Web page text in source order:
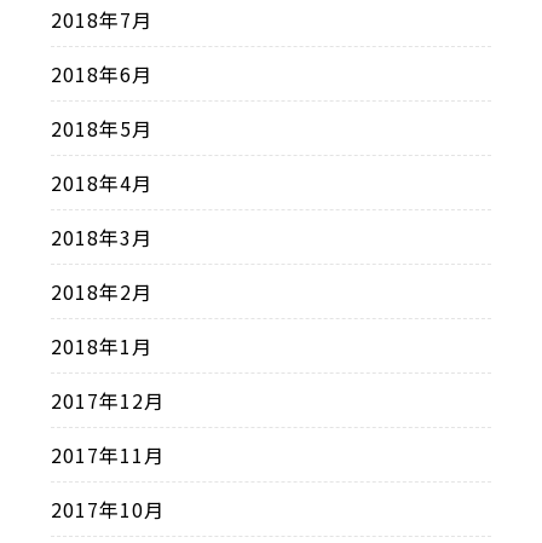
2018年7月
2018年6月
2018年5月
2018年4月
2018年3月
2018年2月
2018年1月
2017年12月
2017年11月
2017年10月